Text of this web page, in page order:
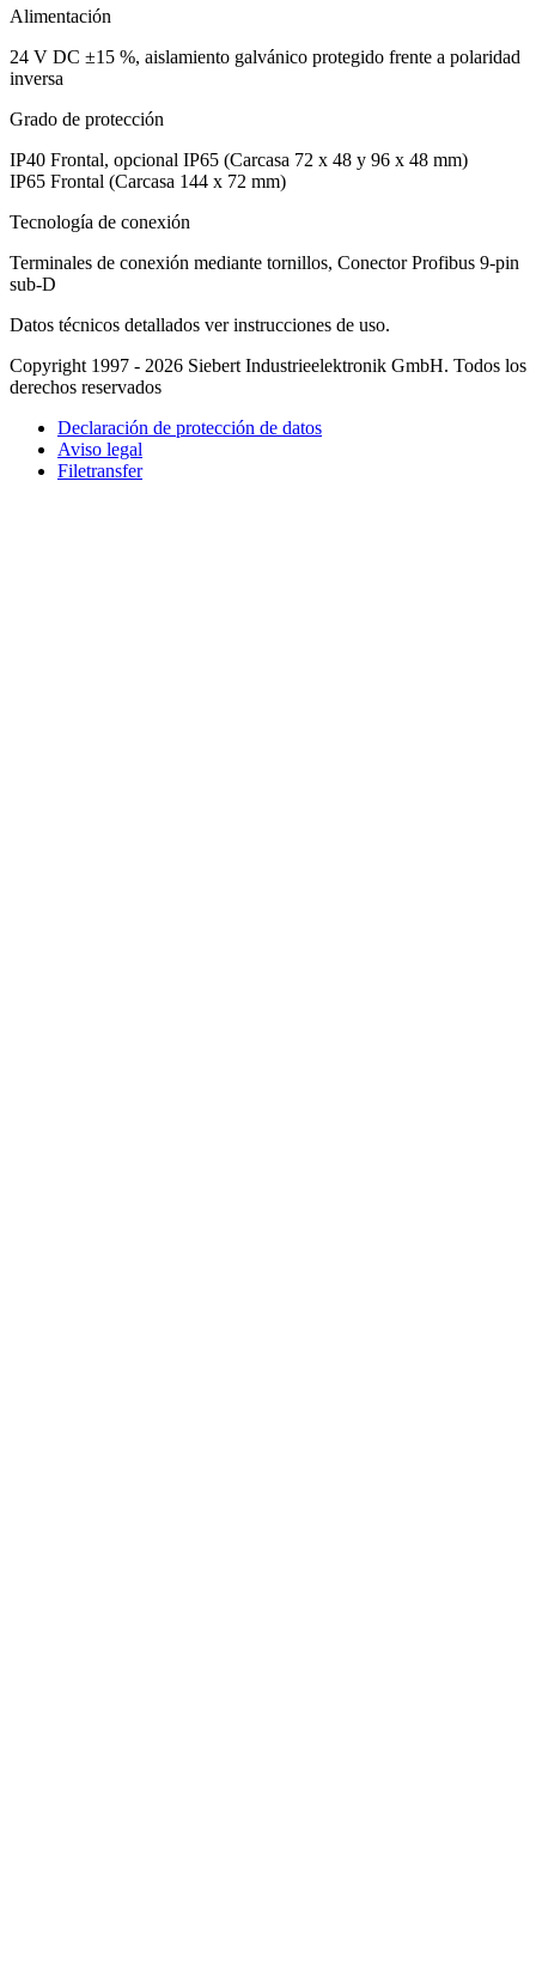
Alimentación
24 V DC ±15 %, aislamiento galvánico protegido frente a polaridad
inversa
Grado de protección
IP40 Frontal, opcional IP65 (Carcasa 72 x 48 y 96 x 48 mm)
IP65 Frontal (Carcasa 144 x 72 mm)
Tecnología de conexión
Terminales de conexión mediante tornillos, Conector Profibus 9-pin
sub-D
Datos técnicos detallados ver instrucciones de uso.
Copyright 1997 - 2026 Siebert Industrieelektronik GmbH. Todos los
derechos reservados
Declaración de protección de datos
Aviso legal
Filetransfer